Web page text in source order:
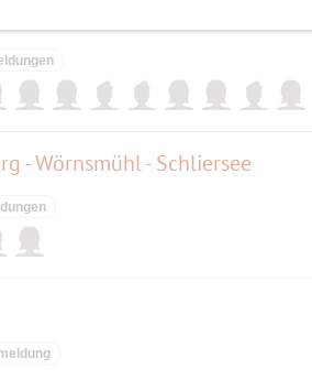
- Wörnsmühl - Schliersee